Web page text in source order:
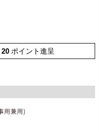
20 ポイント進呈